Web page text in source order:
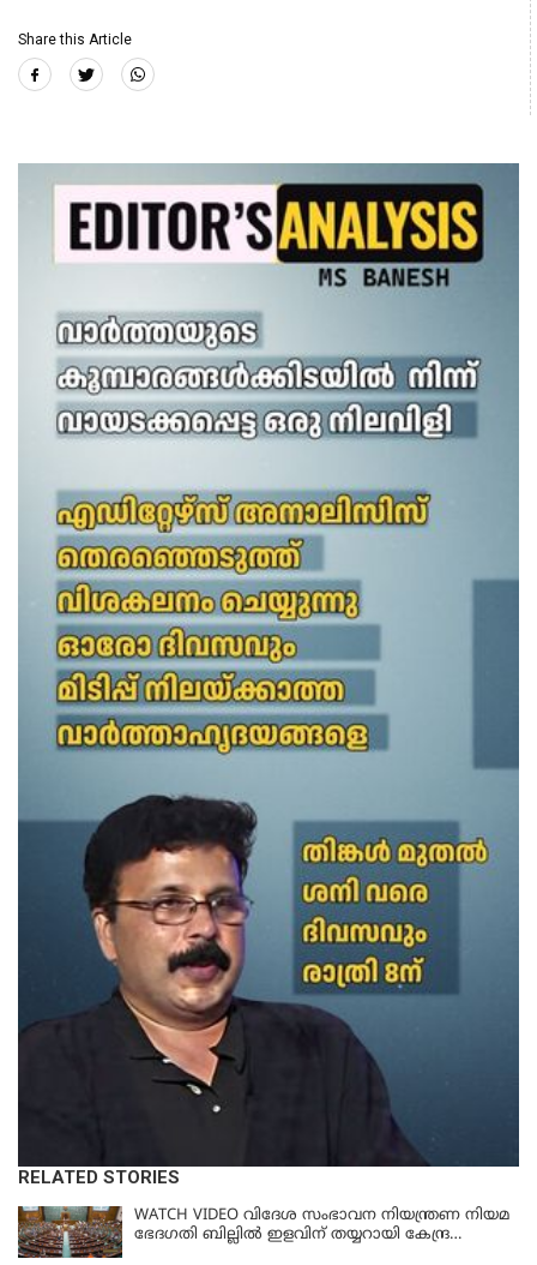
Share this Article
RELATED STORIES
WATCH VIDEO വിദേശ സംഭാവന നിയന്ത്രണ നിയമ
ഭേദഗതി ബില്ലില്‍ ഇളവിന് തയ്യറായി കേന്ദ്ര